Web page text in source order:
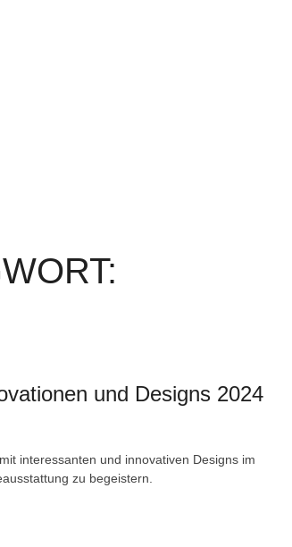
und Designs 2024
interessanten und innovativen Designs im
zu begeistern.